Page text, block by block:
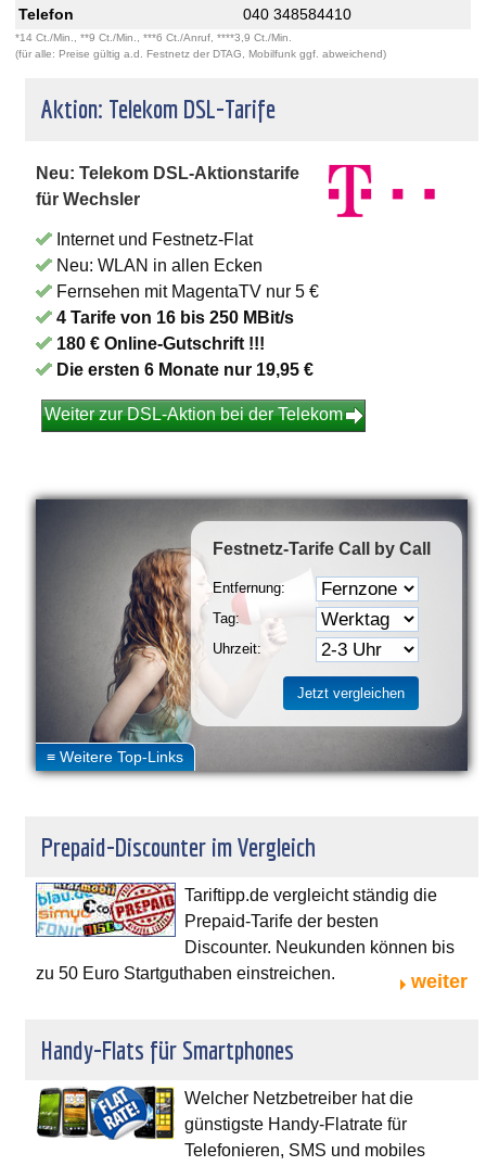
Telefon
040 348584410
*14 Ct./Min., **9 Ct./Min., ***6 Ct./Anruf, ****3,9 Ct./Min.
(für alle: Preise gültig a.d. Festnetz der DTAG, Mobilfunk ggf. abweichend)
Aktion: Telekom DSL-Tarife
Neu: Telekom DSL-Aktionstarife
für Wechsler
Internet und Festnetz-Flat
Neu: WLAN in allen Ecken
Fernsehen mit MagentaTV nur 5 €
4 Tarife von 16 bis 250 MBit/s
180 € Online-Gutschrift !!!
Die ersten 6 Monate nur 19,95 €
Weiter zur DSL-Aktion bei der Telekom
Festnetz-Tarife Call by Call
Entfernung:
Tag:
Uhrzeit:
Prepaid-Discounter im Vergleich
Tariftipp.de vergleicht ständig die
Prepaid-Tarife der besten
Discounter. Neukunden können bis
zu 50 Euro Startguthaben einstreichen.
weiter
Handy-Flats für Smartphones
Welcher Netzbetreiber hat die
günstigste Handy-Flatrate für
Telefonieren, SMS und mobiles